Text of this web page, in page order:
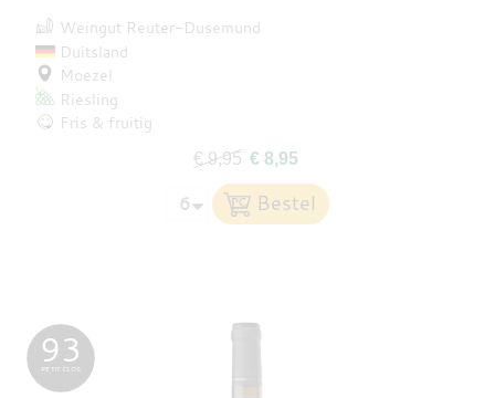
Weingut Reuter-Dusemund
Duitsland
Moezel
Riesling
Fris & fruitig
€ 9,95 € 8,95
93
PETIT CLOS